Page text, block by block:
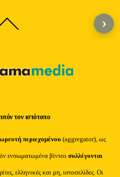
Back
To
τον ιστότοπο
περιεχομένου (aggregator), ως
ενσωματωμένα βίντεοσυλλέγονται
ελληνικές και μη, ιστοσελίδες. Οι
›